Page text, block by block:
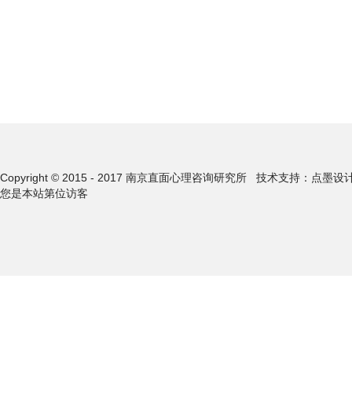
Copyright © 2015 - 2017 南京直面心理咨询研究所 技术支持：点墨设
您是本站第位访客